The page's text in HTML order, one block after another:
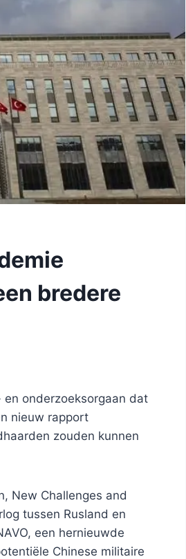
bredere
en onderzoeksorgaan dat
nieuw rapport
zouden kunnen
New Challenges and
tussen Rusland en
een hernieuwde
Chinese militaire